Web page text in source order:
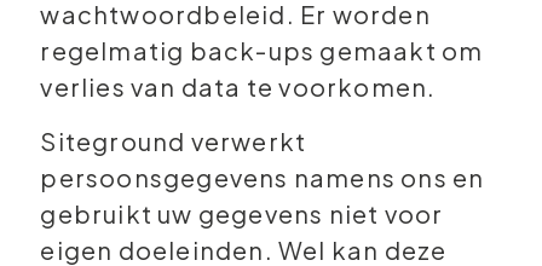
wachtwoordbeleid. Er worden
regelmatig back-ups gemaakt om
verlies van data te voorkomen.
Siteground verwerkt
persoonsgegevens namens ons en
gebruikt uw gegevens niet voor
eigen doeleinden. Wel kan deze